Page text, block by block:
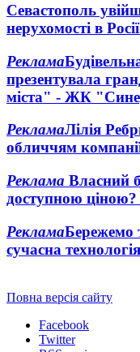
Севастополь
нерухомості в Росії
Реклама
презентувала
міста" - ЖК
РекламаЛілія
обличчям
Реклама Власний
доступною
РекламаБережемо
сучасна
Повна версія сайту
Facebook
Twitter